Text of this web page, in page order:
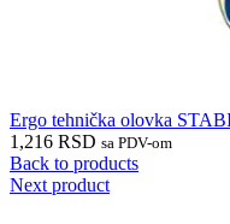
Ergo tehnička olovka
1,216 RSD sa PDV-om
Back to products
Next product